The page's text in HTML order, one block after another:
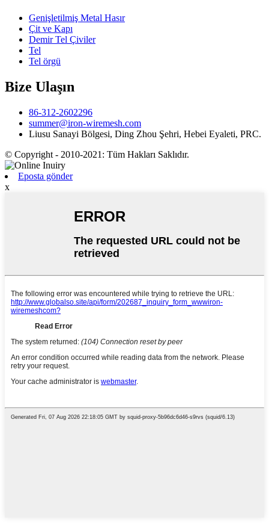
Genişletilmiş Metal Hasır
Çit ve Kapı
Demir Tel Çiviler
Tel
Tel örgü
Bize Ulaşın
86-312-2602296
summer@iron-wiremesh.com
Liusu Sanayi Bölgesi, Ding Zhou Şehri, Hebei Eyaleti, PRC.
© Copyright - 2010-2021: Tüm Hakları Saklıdır.
Eposta gönder
x